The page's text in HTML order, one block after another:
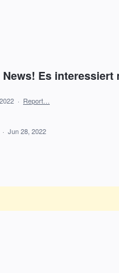
Es
· Report…
· Jun 28, 2022